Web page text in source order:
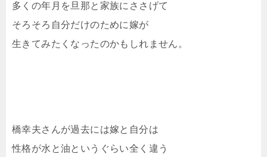
多くの年月を旦那と家族にささげて
そろそろ自分だけのために嫁が
生きてみたくなったのかもしれません。
橋幸夫さんが過去には嫁と自分は
性格が水と油というぐらい全く違う